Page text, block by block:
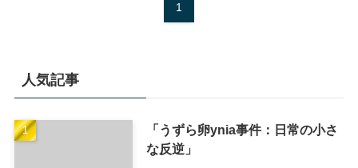
人気記事
「うずら卵ynia事件：日常の小さ
な反逆」
1